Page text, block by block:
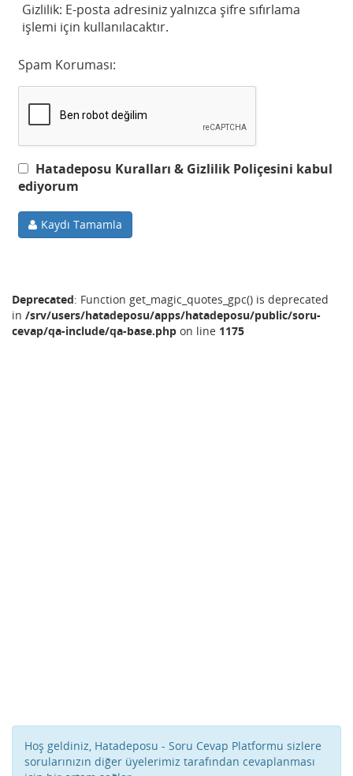
Gizlilik: E-posta adresiniz yalnızca şifre sıfırlama
işlemi için kullanılacaktır.
Spam Koruması:
Hatadeposu Kuralları & Gizlilik Poliçesini kabul
ediyorum
Kaydı Tamamla
Deprecated: Function get_magic_quotes_gpc() is deprecated
in /srv/users/hatadeposu/apps/hatadeposu/public/soru-
cevap/qa-include/qa-base.php on line 1175
Hoş geldiniz, Hatadeposu - Soru Cevap Platformu sizlere
sorularınızın diğer üyelerimiz tarafından cevaplanması